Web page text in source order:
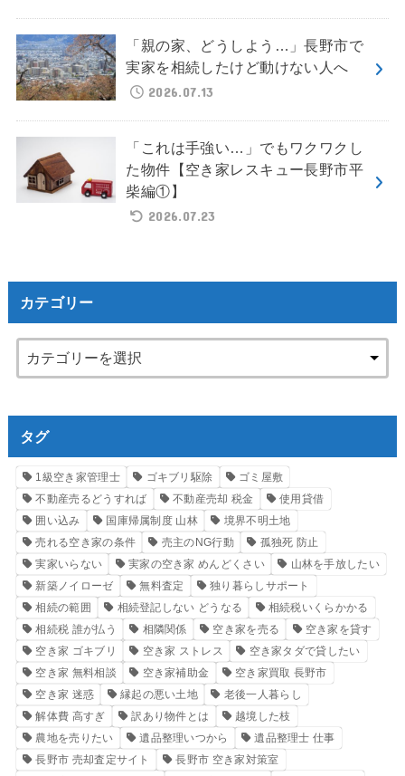
「親の家、どうしよう…」長野市で
実家を相続したけど動けない人へ
2026.07.13
「これは手強い…」でもワクワクし
た物件【空き家レスキュー長野市平
柴編①】
2026.07.23
カテゴリー
タグ
1級空き家管理士 ゴキブリ駆除
ゴミ屋敷
不動産売るどうすれば
不動産売却 税金
使用貸借
囲い込み
国庫帰属制度 山林
境界不明土地
売れる空き家の条件
売主のNG行動
孤独死 防止
実家いらない
実家の空き家 めんどくさい
山林を手放したい
新築ノイローゼ
無料査定
独り暮らしサポート
相続の範囲
相続登記しない どうなる
相続税いくらかかる
相続税 誰が払う
相隣関係 空き家を売る
空き家を貸す
空き家 ゴキブリ
空き家 ストレス
空き家タダで貸したい
空き家 無料相談
空き家補助金
空き家買取 長野市
空き家 迷惑
縁起の悪い土地
老後一人暮らし
解体費 高すぎ
訳あり物件とは
越境した枝
農地を売りたい
遺品整理いつから
遺品整理士 仕事
長野市 売却査定サイト
長野市 空き家対策室